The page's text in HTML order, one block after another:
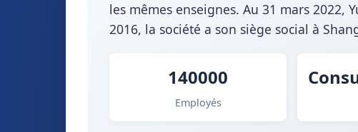
les mêmes enseignes. Au 31 mars 2022,
2016, la société a son siège social à
140000
Employés